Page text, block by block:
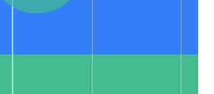
トカード払い可能
は、カーリース決済を国際5大カ